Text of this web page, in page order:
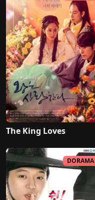
The King Loves
DORAMA